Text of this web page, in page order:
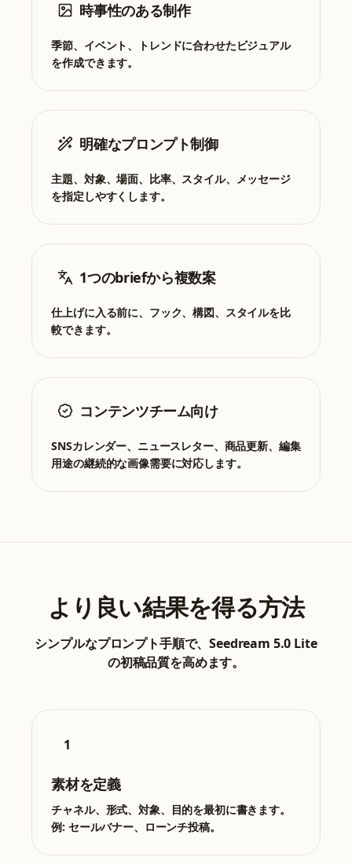
時事性のある制作
季節、イベント、トレンドに合わせたビジュアル
を作成できます。
明確なプロンプト制御
主題、対象、場面、比率、スタイル、メッセージ
を指定しやすくします。
1つのbriefから複数案
仕上げに入る前に、フック、構図、スタイルを比
較できます。
コンテンツチーム向け
SNSカレンダー、ニュースレター、商品更新、編集
用途の継続的な画像需要に対応します。
より良い結果を得る方法
シンプルなプロンプト手順で、Seedream 5.0 Lite
の初稿品質を高めます。
1
素材を定義
チャネル、形式、対象、目的を最初に書きます。
例: セールバナー、ローンチ投稿。